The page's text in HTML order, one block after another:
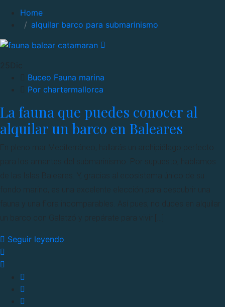
Home
alquilar barco para submarinismo
25 Dic
Buceo Fauna marina
Por chartermallorca
La fauna que puedes conocer al
alquilar un barco en Baleares
En pleno mar Mediterráneo, hallarás un archipiélago perfecto
para los amantes del submarinismo. Por supuesto, hablamos
de las Islas Baleares. Y, gracias al ecosistema único de su
fondo marino, es una excelente elección para descubrir una
fauna y una flora incomparables. Así pues, no dudes en alquilar
un barco con Galatzó y prepárate para vivir […]
Seguir leyendo